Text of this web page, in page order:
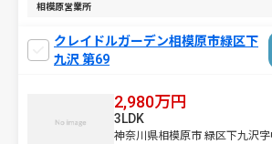
相模原営業所
クレイドルガーデン相模原市緑区下
九沢 第69
2,980万円
神奈川県相模原市 緑区下九沢
3LDK